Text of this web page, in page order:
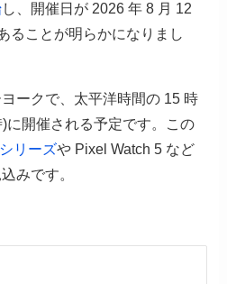
し、開催日が 2026 年 8 月 12
ることが明らかになりまし
ークで、太平洋時間の 15 時
に開催される予定です。この
リーズや Pixel Watch 5 など
みです。